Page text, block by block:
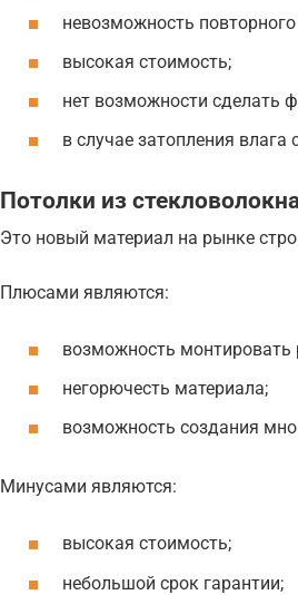
невозможность
высокая стоимость;
нет возможности сделать
в случае затопления влага
Потолки из
Это новый материал на рынке
Плюсами являются:
возможность
негорючесть материала;
возможность создания
Минусами являются:
высокая стоимость;
небольшой срок гарантии;